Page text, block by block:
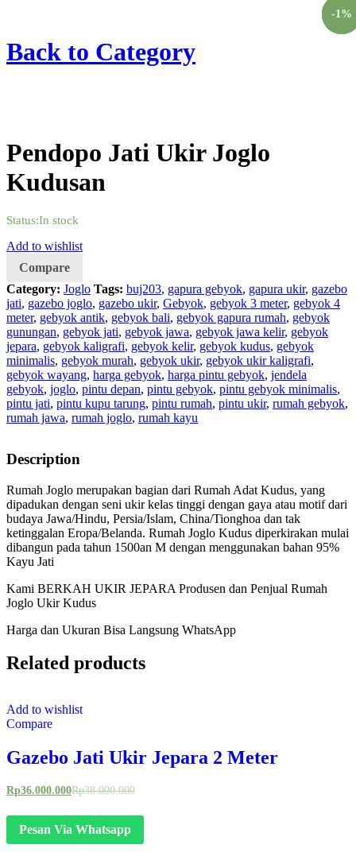
Back to Category
Pendopo Jati Ukir Joglo
Kudusan
Status:In stock
Add to wishlist
Compare
Category: Joglo Tags: buj203, gapura gebyok, gapura ukir, gazebo
jati, gazebo joglo, gazebo ukir, Gebyok, gebyok 3 meter, gebyok 4
meter, gebyok antik, gebyok bali, gebyok gapura rumah, gebyok
gunungan, gebyok jati, gebyok jawa, gebyok jawa kelir, gebyok
jepara, gebyok kaligrafi, gebyok kelir, gebyok kudus, gebyok
minimalis, gebyok murah, gebyok ukir, gebyok ukir kaligrafi,
gebyok wayang, harga gebyok, harga pintu gebyok, jendela
gebyok, joglo, pintu depan, pintu gebyok, pintu gebyok minimalis,
pintu jati, pintu kupu tarung, pintu rumah, pintu ukir, rumah gebyok,
rumah jawa, rumah joglo, rumah kayu
Description
Rumah Joglo merupakan bagian dari Rumah Adat Kudus, yang
dipadukan dengan seni ukir kelas tinggi dengan gaya atau motif dari
budaya Jawa/Hindu, Persia/Islam, China/Tionghoa dan tak
ketinggalan Eropa/Belanda. Rumah Joglo Kudus diperkirakan mulai
dibangun pada tahun 1500an M dengan menggunakan bahan 95%
Kayu Jati
Kami BERKAH UKIR JEPARA Produsen dan Penjual Rumah
Joglo Ukir Kudus
Harga dan Ukuran Bisa Langsung WhatsApp
Related products
-5 %
Add to wishlist
Compare
Gazebo Jati Ukir Jepara 2 Meter
Rp36.000.000Rp38.000.000
Pesan Via Whatsapp
-3 %
-2 %
-1 %